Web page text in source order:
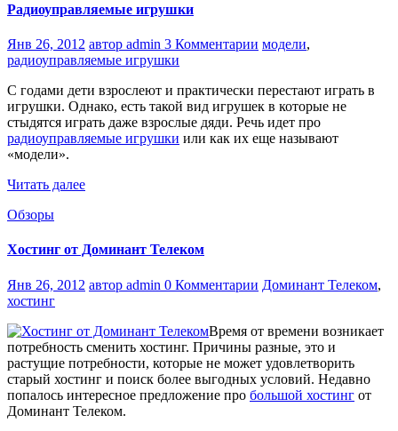
Радиоуправляемые игрушки
Янв 26, 2012 автор admin 3 Комментарии модели,
радиоуправляемые игрушки
С годами дети взрослеют и практически перестают играть в
игрушки. Однако, есть такой вид игрушек в которые не
стыдятся играть даже взрослые дяди. Речь идет про
радиоуправляемые игрушки или как их еще называют
«модели».
Читать далее
Обзоры
Хостинг от Доминант Телеком
Янв 26, 2012 автор admin 0 Комментарии Доминант Телеком,
хостинг
Время от времени возникает
потребность сменить хостинг. Причины разные, это и
растущие потребности, которые не может удовлетворить
старый хостинг и поиск более выгодных условий. Недавно
попалось интересное предложение про большой хостинг от
Доминант Телеком.